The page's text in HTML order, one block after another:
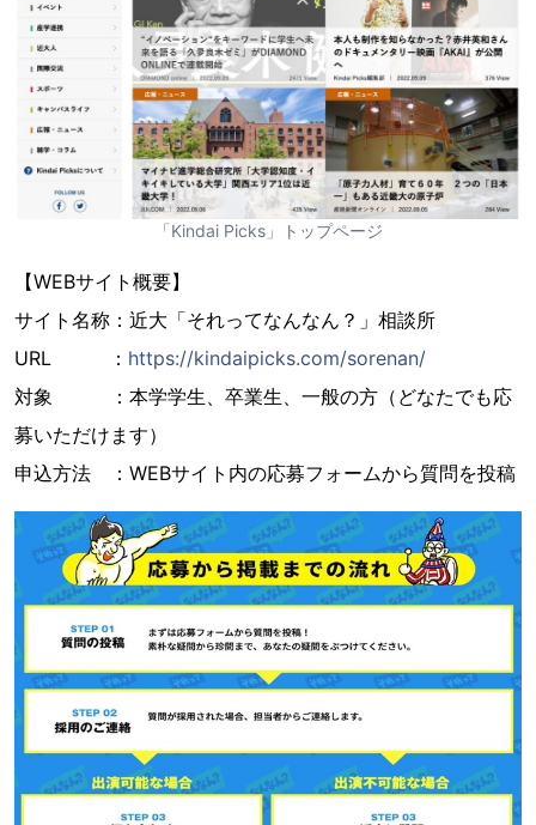
「Kindai Picks」トップページ
【WEBサイト概要】
サイト名称：近大「それってなんなん？」相談所
URL ： https://kindaipicks.com/sorenan/
対象 ：本学学生、卒業生、一般の方（どなたでも応
募いただけます）
申込方法 ：WEBサイト内の応募フォームから質問を投稿